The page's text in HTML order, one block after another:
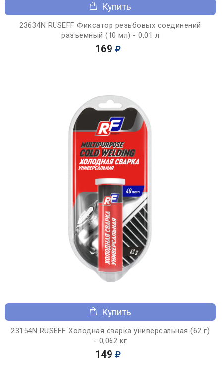
Купить
23634N RUSEFF Фиксатор резьбовых соединений
разъемный (10 мл) - 0,01 л
169
Купить
23154N RUSEFF Холодная сварка универсальная (62 г)
- 0,062 кг
149